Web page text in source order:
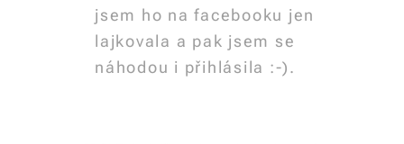
jsem ho na facebooku jen
lajkovala a pak jsem se
náhodou i přihlásila :-).